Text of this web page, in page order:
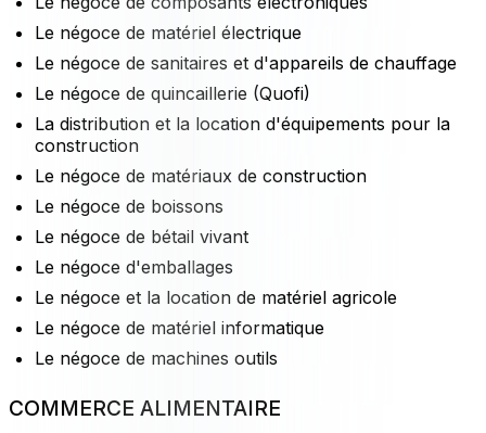
Le négoce de matériel électrique
Le négoce de sanitaires et d'appareils de chauffage
Le négoce de quincaillerie (Quofi)
La distribution et la location d'équipements pour la
construction
Le négoce de matériaux de construction
Le négoce de boissons
Le négoce de bétail vivant
Le négoce d'emballages
Le négoce et la location de matériel agricole
Le négoce de matériel informatique
Le négoce de machines outils
COMMERCE ALIMENTAIRE